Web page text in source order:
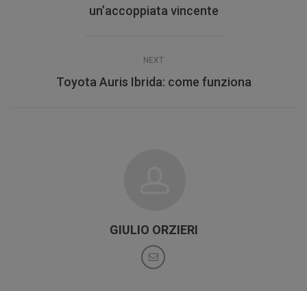
un’accoppiata vincente
NEXT
Toyota Auris Ibrida: come funziona
GIULIO ORZIERI